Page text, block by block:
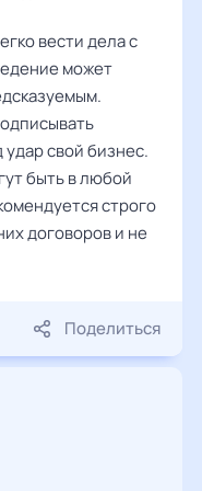
вести дела с
может
свой бизнес.
быть в любой
строго
договоров и не
Поделиться